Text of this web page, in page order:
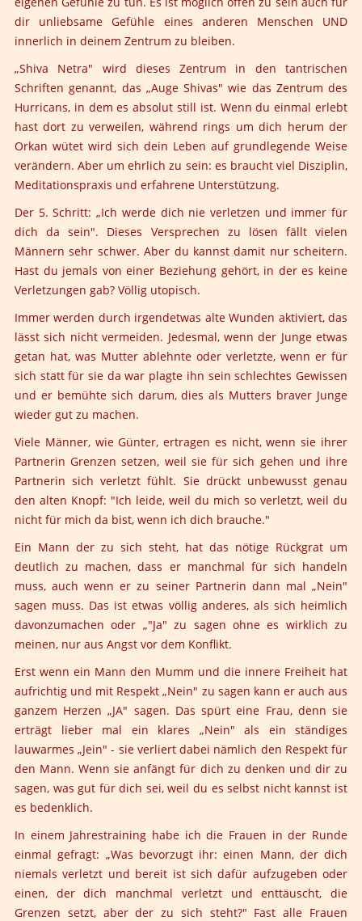
dir unliebsame Gefühle eines anderen Menschen UND
innerlich in deinem Zentrum zu bleiben.
„Shiva Netra" wird dieses Zentrum in den tantrischen
Schriften genannt, das „Auge Shivas" wie das Zentrum des
Hurricans, in dem es absolut still ist. Wenn du einmal erlebt
hast dort zu verweilen, während rings um dich herum der
Orkan wütet wird sich dein Leben auf grundlegende Weise
verändern. Aber um ehrlich zu sein: es braucht viel Disziplin,
Meditationspraxis und erfahrene Unterstützung.
Der 5. Schritt: „Ich werde dich nie verletzen und immer für
dich da sein". Dieses Versprechen zu lösen fällt vielen
Männern sehr schwer. Aber du kannst damit nur scheitern.
Hast du jemals von einer Beziehung gehört, in der es keine
Verletzungen gab? Völlig utopisch.
Immer werden durch irgendetwas alte Wunden aktiviert, das
lässt sich nicht vermeiden. Jedesmal, wenn der Junge etwas
getan hat, was Mutter ablehnte oder verletzte, wenn er für
sich statt für sie da war plagte ihn sein schlechtes Gewissen
und er bemühte sich darum, dies als Mutters braver Junge
wieder gut zu machen.
Viele Männer, wie Günter, ertragen es nicht, wenn sie ihrer
Partnerin Grenzen setzen, weil sie für sich gehen und ihre
Partnerin sich verletzt fühlt. Sie drückt unbewusst genau
den alten Knopf: "Ich leide, weil du mich so verletzt, weil du
nicht für mich da bist, wenn ich dich brauche."
Ein Mann der zu sich steht, hat das nötige Rückgrat um
deutlich zu machen, dass er manchmal für sich handeln
muss, auch wenn er zu seiner Partnerin dann mal „Nein"
sagen muss. Das ist etwas völlig anderes, als sich heimlich
davonzumachen oder „"Ja" zu sagen ohne es wirklich zu
meinen, nur aus Angst vor dem Konflikt.
Erst wenn ein Mann den Mumm und die innere Freiheit hat
aufrichtig und mit Respekt „Nein" zu sagen kann er auch aus
ganzem Herzen „JA" sagen. Das spürt eine Frau, denn sie
erträgt lieber mal ein klares „Nein" als ein ständiges
lauwarmes „Jein" - sie verliert dabei nämlich den Respekt für
den Mann. Wenn sie anfängt für dich zu denken und dir zu
sagen, was gut für dich sei, weil du es selbst nicht kannst ist
es bedenklich.
In einem Jahrestraining habe ich die Frauen in der Runde
einmal gefragt: „Was bevorzugt ihr: einen Mann, der dich
niemals verletzt und bereit ist sich dafür aufzugeben oder
einen, der dich manchmal verletzt und enttäuscht, die
Grenzen setzt, aber der zu sich steht?" Fast alle Frauen